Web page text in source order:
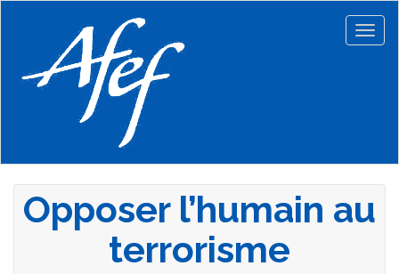
principal
Opposer l’humain au
terrorisme